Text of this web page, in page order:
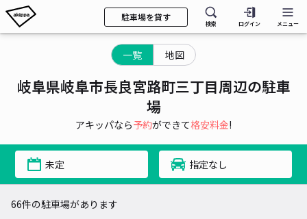
駐車場を貸す
検索 ログイン メニュー
一覧 地図
岐阜県岐阜市長良宮路町三丁目周辺の駐車
場
アキッパなら予約ができて格安料金!
未定 指定なし
66件の駐車場があります